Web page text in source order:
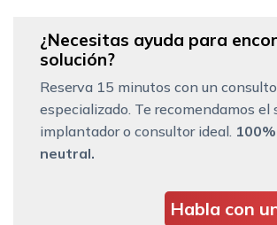
¿Necesitas ayuda para
solución?
Reserva 15 minutos con un
especializado. Te recomendamos el
implantador o consultor ideal.
neutral.
Habla con